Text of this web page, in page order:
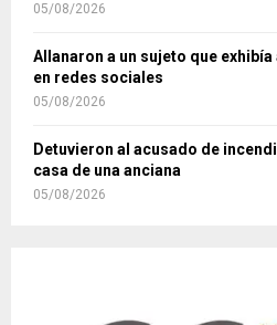
05/08/2026
Allanaron a un sujeto que
en redes sociales
05/08/2026
Detuvieron al acusado de
casa de una anciana
05/08/2026